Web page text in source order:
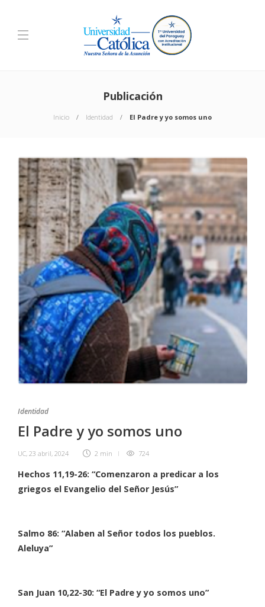
Publicación
Inicio Identidad El Padre y yo somos uno
Identidad
El Padre y yo somos uno
UC, 23 abril, 2024 2 min 724
Hechos 11,19-26: “Comenzaron a predicar a los
griegos el Evangelio del Señor Jesús”
Salmo 86: “Alaben al Señor todos los pueblos.
Aleluya”
San Juan 10,22-30: “El Padre y yo somos uno”